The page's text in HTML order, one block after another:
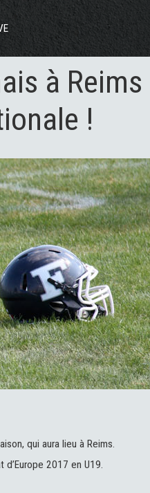
à Reims
!
qui aura lieu à Reims.
2017 en U19.